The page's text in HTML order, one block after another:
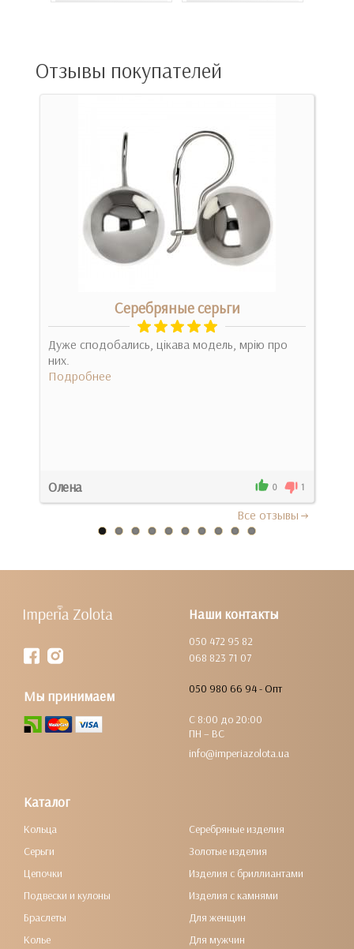
Отзывы покупателей
Серебряные серьги
Дуже сподобались, цікава модель, мрію про
них.
Подробнее
Олена 0 1
Все отзывы
Наши контакты
050 472 95 82
068 823 71 07
050 980 66 94 - Опт
С 8:00 до 20:00
ПН – ВС
info@imperiazolota.ua
Мы принимаем
Каталог
Кольца
Серьги
Цепочки
Подвески и кулоны
Браслеты
Колье
Серебряные изделия
Золотые изделия
Изделия с бриллиантами
Изделия с камнями
Для женщин
Для мужчин